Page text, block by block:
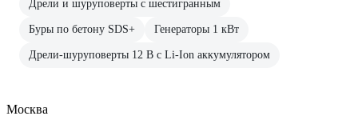
Дрели и шуруповерты с шестигранным
Буры по бетону SDS+ Генераторы 1 кВт
Дрели-шуруповерты 12 В с Li-Ion аккумулятором
Москва